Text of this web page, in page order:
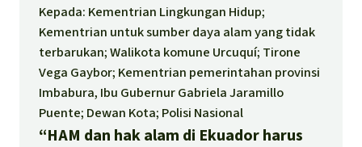
Peternakan masal
Masyarakat Adat
Kepada: Kementrian Lingkungan Hidup;
Kementrian untuk sumber daya alam yang tidak
terbarukan; Walikota komune Urcuquí; Tirone
Vega Gaybor; Kementrian pemerintahan provinsi
Imbabura, Ibu Gubernur Gabriela Jaramillo
Puente; Dewan Kota; Polisi Nasional
“HAM dan hak alam di Ekuador harus